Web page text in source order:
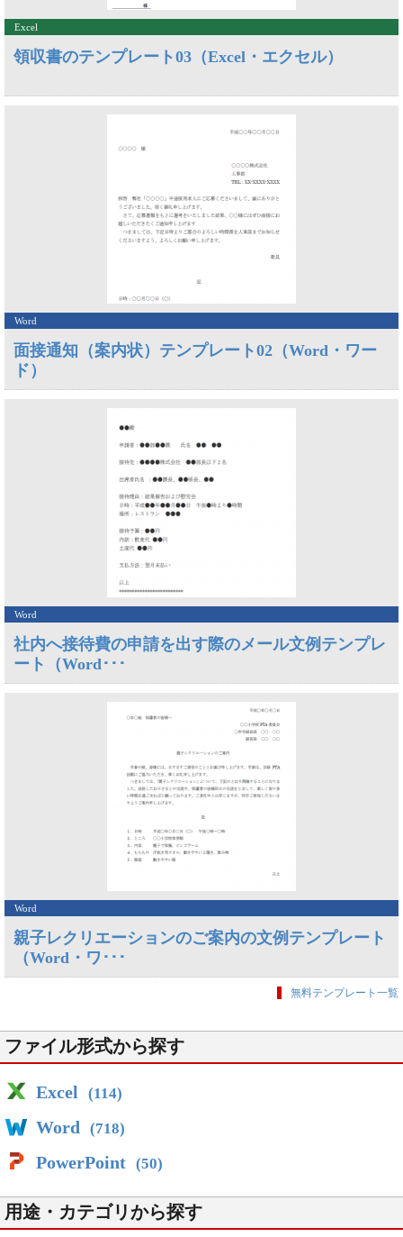
Excel
領収書のテンプレート03（Excel・エクセル）
Word
面接通知（案内状）テンプレート02（Word・ワー
ド）
Word
社内へ接待費の申請を出す際のメール文例テンプレ
ート（Word･･･
Word
親子レクリエーションのご案内の文例テンプレート
（Word・ワ･･･
無料テンプレート一覧
ファイル形式から探す
Excel (114)
Word (718)
PowerPoint (50)
用途・カテゴリから探す